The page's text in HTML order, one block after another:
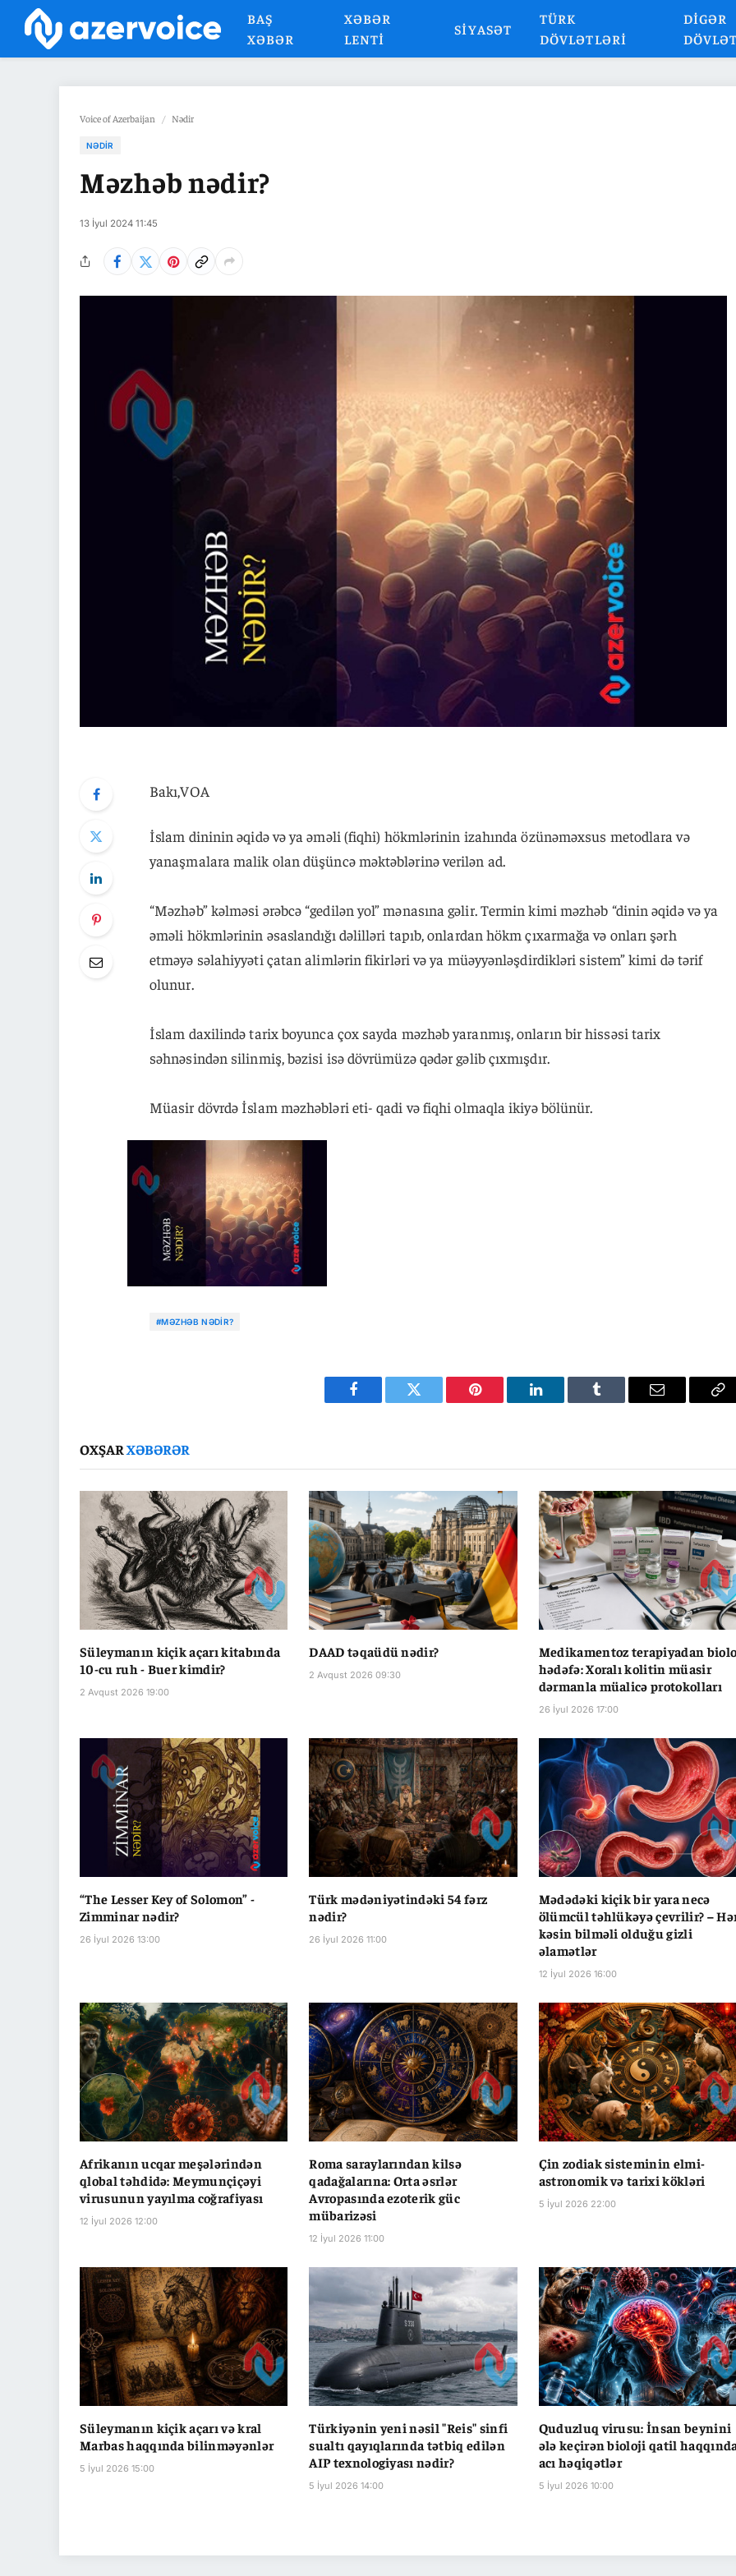
BAŞ
XƏBƏR
XƏBƏR
LENTI
SIYASƏT
TÜRK
DÖVLƏTLƏRI
DIGƏR
Voice of Azerbaijan / Nədir
NƏDIR
Məzhəb nədir?
13 İyul 2024 11:45
Bakı,VOA
İslam dininin əqidə və ya əməli (fiqhi) hökmlərinin izahında özünəməxsus metodlara və
yanaşmalara malik olan düşüncə məktəblərinə verilən ad.
“Məzhəb” kəlməsi ərəbcə “gedilən yol” mənasına gəlir. Termin kimi məzhəb “dinin əqidə və ya
əməli hökmlərinin əsaslandığı dəlilləri tapıb, onlardan hökm çıxarmağa və onları şərh
etməyə səlahiyyəti çatan alimlərin fikirləri və ya müəyyənləşdirdikləri sistem” kimi də tərif
olunur.
İslam daxilində tarix boyunca çox sayda məzhəb yaranmış, onların bir hissəsi tarix
səhnəsindən silinmiş, bəzisi isə dövrümüzə qədər gəlib çıxmışdır.
Müasir dövrdə İslam məzhəbləri eti- qadi və fiqhi olmaqla ikiyə bölünür.
#MƏZHƏB NƏDIR?
Facebook Twitter Pinterest LinkedIn Tumblr Email
OXŞARXƏBƏRƏR
Süleymanın kiçik açarı kitabında
10-cu ruh - Buer kimdir?
2 Avqust 2026 19:00
DAAD təqaüdü nədir?
2 Avqust 2026 09:30
Medikamentoz terapiyadan
hədəfə: Xoralı kolitin müasir
dərmanla müalicə protokolları
26 İyul 2026 17:00
“The Lesser Key of Solomon” -
Zimminar nədir?
26 İyul 2026 13:00
Türk mədəniyətindəki 54 fərz
nədir?
26 İyul 2026 11:00
Mədədəki kiçik bir yara necə
ölümcül təhlükəyə çevrilir? –
kəsin bilməli olduğu gizli
əlamətlər
12 İyul 2026 16:00
Afrikanın ucqar meşələrindən
qlobal təhdidə: Meymunçiçəyi
virusunun yayılma coğrafiyası
12 İyul 2026 12:00
Roma saraylarından kilsə
qadağalarına: Orta əsrlər
Avropasında ezoterik güc
mübarizəsi
12 İyul 2026 11:00
Çin zodiak sisteminin elmi-
astronomik və tarixi kökləri
5 İyul 2026 22:00
Süleymanın kiçik açarı və kral
Marbas haqqında bilinməyənlər
5 İyul 2026 15:00
Türkiyənin yeni nəsil "Reis" sinfi
sualtı qayıqlarında tətbiq edilən
AIP texnologiyası nədir?
5 İyul 2026 14:00
Quduzluq virusu: İnsan beynini
ələ keçirən bioloji qatil
acı həqiqətlər
5 İyul 2026 10:00